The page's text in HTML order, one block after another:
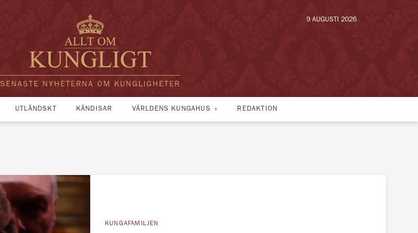
SENASTE NYHETERNA OM KUNGLIGHETER
9 AUGUSTI 2026
UTLÄNDSKT KÄNDISAR VÄRLDENS KUNGAHUS REDAKTION
KUNGAFAMILJEN